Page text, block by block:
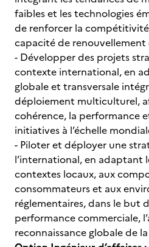
faibles et les technologies
de renforcer la
capacité de renouvellement
- Développer des projets
contexte international, en
globale et transversale
déploiement multiculturel,
cohérence, la performance
initiatives à l’échelle
- Piloter et déployer une
l’international, en adaptant
contextes locaux, aux
consommateurs et aux
réglementaires, dans le but
performance commerciale,
reconnaissance globale de